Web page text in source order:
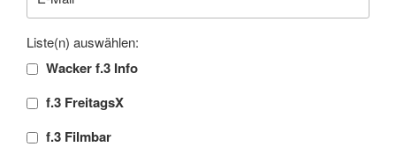
Liste(n) auswählen:
Wacker f.3 Info
f.3 FreitagsX
f.3 Filmbar